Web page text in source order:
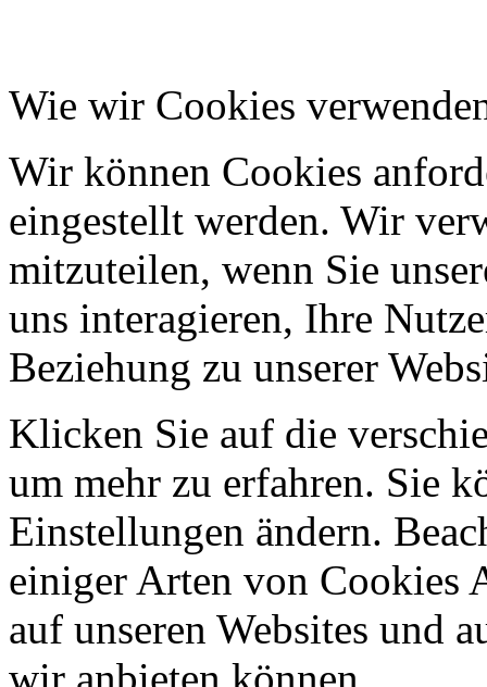
Wie wir Cookies
Wir können Cookies
eingestellt werden. Wir
mitzuteilen, wenn Sie
uns interagieren, Ihre
Beziehung zu unserer
Klicken Sie auf die
um mehr zu erfahren. Sie
Einstellungen ändern.
einiger Arten von Cookies
auf unseren Websites und